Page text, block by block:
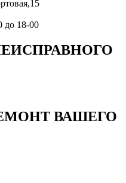
до 18-00
ВАШЕГО